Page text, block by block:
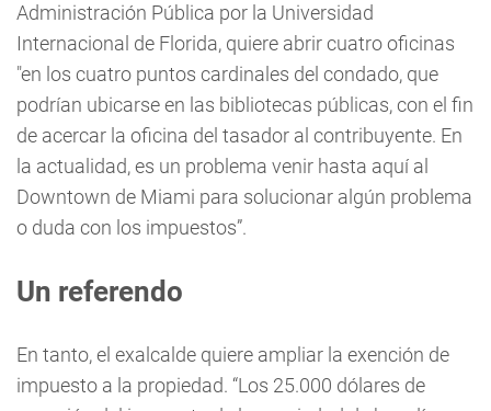
Administración Pública por la Universidad
Internacional de Florida, quiere abrir cuatro oficinas
"en los cuatro puntos cardinales del condado, que
podrían ubicarse en las bibliotecas públicas, con el fin
de acercar la oficina del tasador al contribuyente. En
la actualidad, es un problema venir hasta aquí al
Downtown de Miami para solucionar algún problema
o duda con los impuestos”.
Un referendo
En tanto, el exalcalde quiere ampliar la exención de
impuesto a la propiedad. “Los 25.000 dólares de